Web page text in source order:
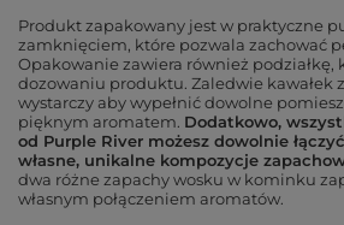
Produkt zapakowany jest w praktyczne
zamknięciem, które pozwala zachować
Opakowanie zawiera również podziałkę,
dozowaniu produktu. Zaledwie kawałek
wystarczy aby wypełnić dowolne
pięknym aromatem. Dodatkowo,
od Purple River możesz dowolnie
własne, unikalne kompozycje
dwa różne zapachy wosku w kominku
własnym połączeniem aromatów.